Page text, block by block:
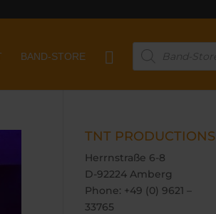
BAND-STORE 
Products
search
TNT PRODUCTIONS
Herrnstraße 6-8
D-92224 Amberg
Phone: +49 (0) 9621 –
33765